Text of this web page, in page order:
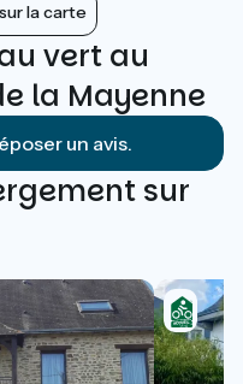
la carte
vert au
la Mayenne
un avis.
sur